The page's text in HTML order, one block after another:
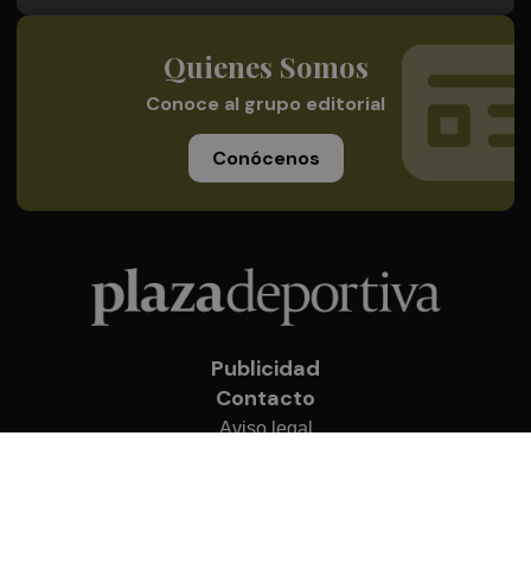
Quienes Somos
Conoce al grupo editorial
Conócenos
Publicidad
Contacto
Aviso legal